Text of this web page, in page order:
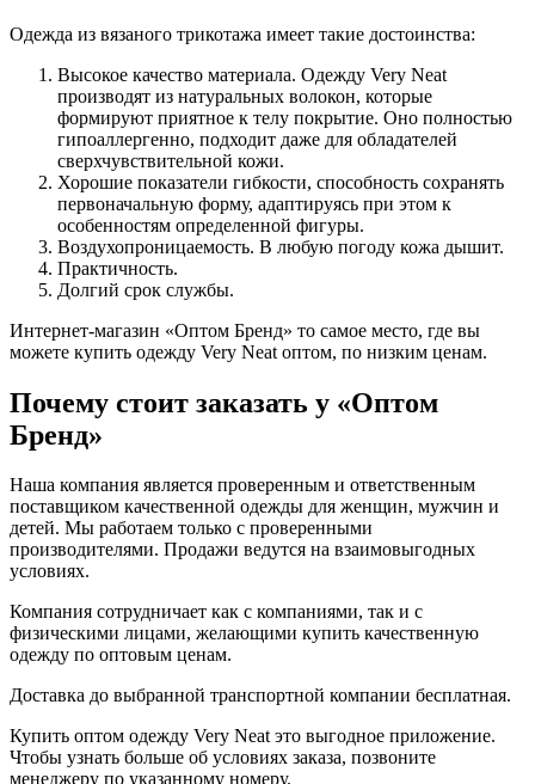
Одежда из вязаного трикотажа имеет такие достоинства:
Высокое качество материала. Одежду Very Neat
производят из натуральных волокон, которые
формируют приятное к телу покрытие. Оно полностью
гипоаллергенно, подходит даже для обладателей
сверхчувствительной кожи.
Хорошие показатели гибкости, способность сохранять
первоначальную форму, адаптируясь при этом к
особенностям определенной фигуры.
Воздухопроницаемость. В любую погоду кожа дышит.
Практичность.
Долгий срок службы.
Интернет-магазин «Оптом Бренд» то самое место, где вы
можете купить одежду Very Neat оптом, по низким ценам.
Почему стоит заказать у «Оптом
Бренд»
Наша компания является проверенным и ответственным
поставщиком качественной одежды для женщин, мужчин и
детей. Мы работаем только с проверенными
производителями. Продажи ведутся на взаимовыгодных
условиях.
Компания сотрудничает как с компаниями, так и с
физическими лицами, желающими купить качественную
одежду по оптовым ценам.
Доставка до выбранной транспортной компании бесплатная.
Купить оптом одежду Very Neat это выгодное приложение.
Чтобы узнать больше об условиях заказа, позвоните
менеджеру по указанному номеру.